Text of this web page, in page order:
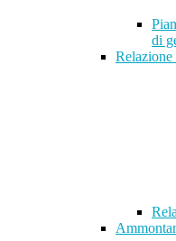
di
Relazione